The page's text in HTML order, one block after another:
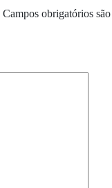
Campos obrigatórios são